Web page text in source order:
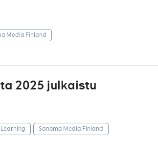
Media Finland
2025 julkaistu
Sanoma Media Finland